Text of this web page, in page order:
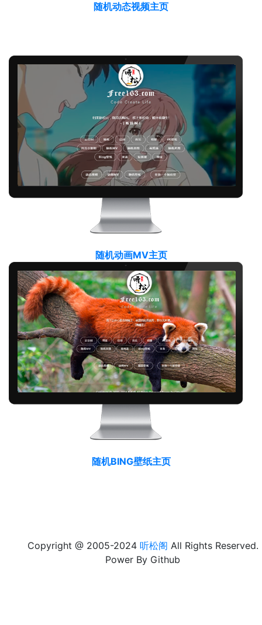
随机动态视频主页
随机动画MV主页
随机BING壁纸主页
Copyright @ 2005-2024 听松阁 All Rights Reserved.
Power By Github